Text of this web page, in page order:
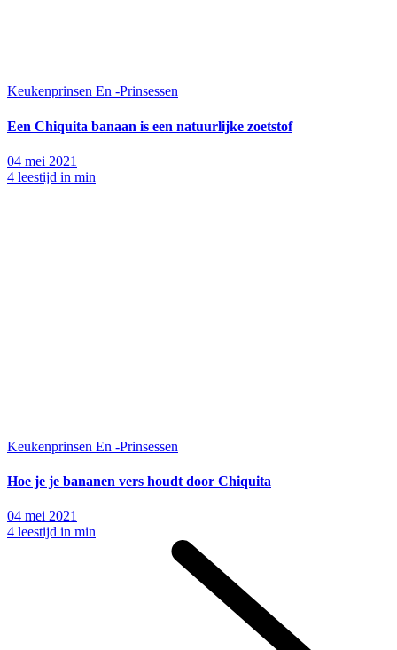
Keukenprinsen En -Prinsessen
Een Chiquita banaan is een natuurlijke zoetstof
04 mei 2021
4 leestijd in min
Keukenprinsen En -Prinsessen
Hoe je je bananen vers houdt door Chiquita
04 mei 2021
4 leestijd in min